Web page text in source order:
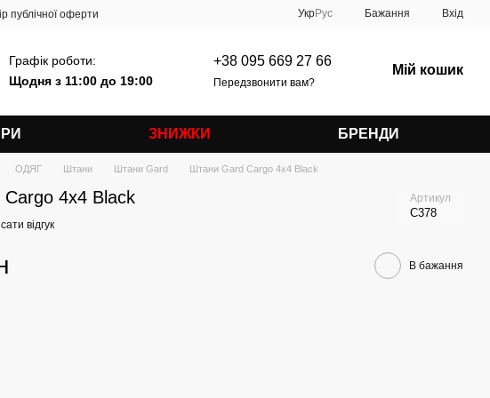
публічної оферти УкрРус Бажання Вхід
Графік роботи:
Щодня з 11:00 до 19:00
+38 095 669 27 66
Передзвонити вам?
Мій кошик
ЗНИЖКИ БРЕНДИ
ОДЯГ Штани Штани Gard Штани Gard Cargo 4x4 Black
4x4 Black Артикул
C378
відгук
В бажання